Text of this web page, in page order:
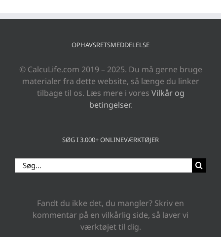
OPHAVSRETSMEDDELELSE
© CalcuLife.com 2019 – 2025. Du må gerne bruge
materialer fra dette website, så længe du linker
tilbage til os. Læs mere i vores Vilkår og
betingelser.
SØG I 3.000+ ONLINEVÆRKTØJER
Søg
efter:
Fandt du ikke det, du mangler? Skriv en
kommentar på en vilkårlig side, så laver vi
værktøjet til dig.